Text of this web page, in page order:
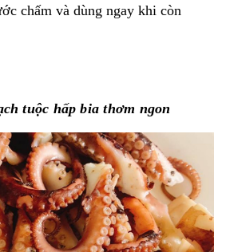
chấm và dùng ngay khi còn
tuộc hấp bia thơm ngon